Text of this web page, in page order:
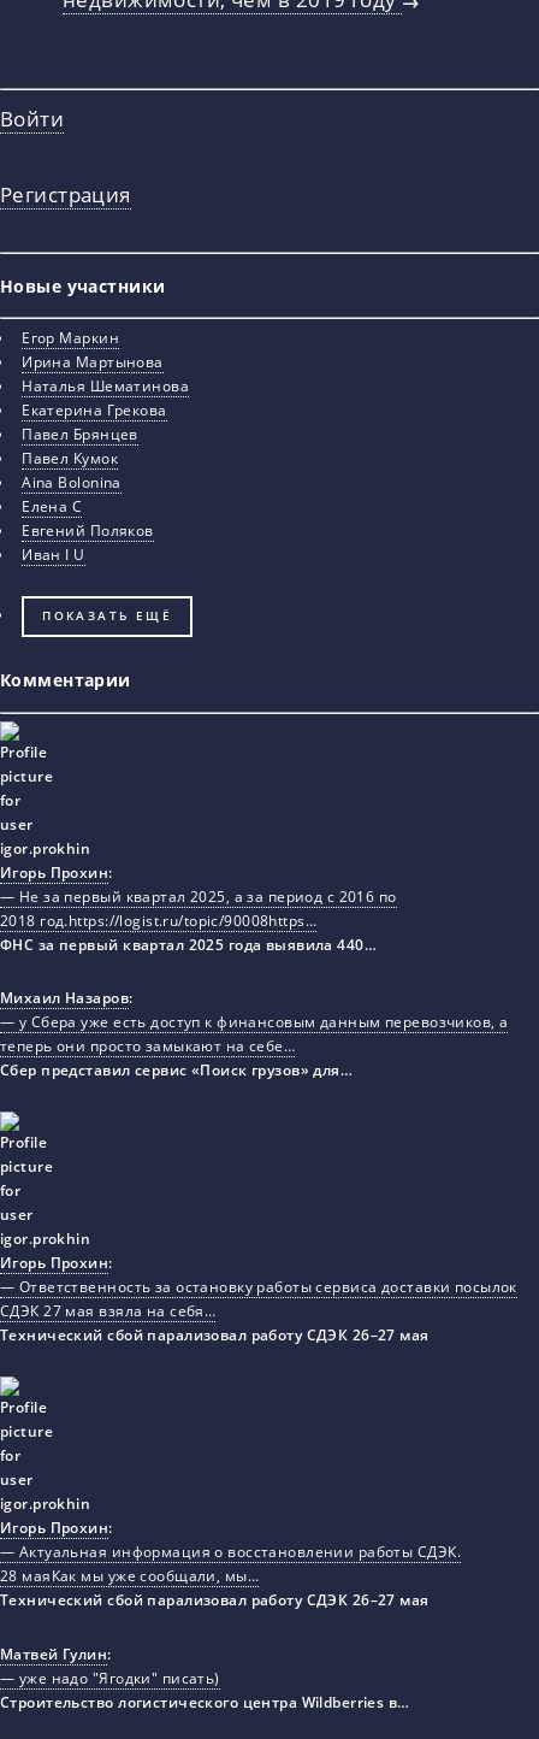
Войти
Регистрация
Новые участники
Егор Маркин
Ирина Мартынова
Наталья Шематинова
Екатерина Грекова
Павел Брянцев
Павел Кумок
Aina Bolonina
Елена С
Евгений Поляков
Иван I U
ПОКАЗАТЬ ЕЩЁ
Комментарии
Игорь Прохин:
— Не за первый квартал 2025, а за период с 2016 по
2018 год.https://logist.ru/topic/90008https…
ФНС за первый квартал 2025 года выявила 440…
Михаил Назаров:
— у Сбера уже есть доступ к финансовым данным перевозчиков, а
теперь они просто замыкают на себе…
Сбер представил сервис «Поиск грузов» для…
Игорь Прохин:
— Ответственность за остановку работы сервиса доставки посылок
СДЭК 27 мая взяла на себя…
Технический сбой парализовал работу СДЭК 26–27 мая
Игорь Прохин:
— Актуальная информация о восстановлении работы СДЭК.
28 маяКак мы уже сообщали, мы…
Технический сбой парализовал работу СДЭК 26–27 мая
Матвей Гулин:
— уже надо "Ягодки" писать)
Строительство логистического центра Wildberries в…